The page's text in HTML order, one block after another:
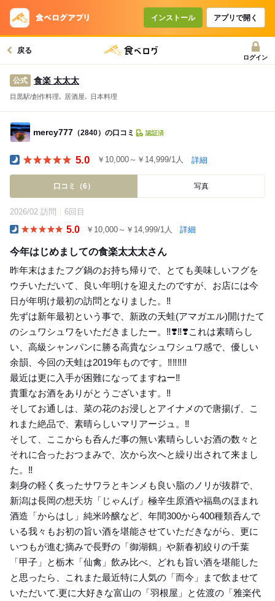
インストール アプリで開く
戻る
ログイン
公式 食楽 太太太
目黒駅/創作料理､ 居酒屋､ 日本料理
mercy777 （2840）の口コミ 認証済
5.0 ￥10,000～￥14,999/1人 詳細
口コミ（6） 写真
2026/02 訪問 6回目
5.0 ￥10,000～￥14,999/1人 詳細
今年はじめましての食楽太太太さん
昨年末はまたフグ鍋のお持ち帰りで、とても美味しいフグを
ウチいただいて、良い年明けを迎えたのですが、お店には今
日が年明け最初の訪問となりました。‼️
先ずは新年最初という事で、新政の天蛙(アマガエル)開けたて
のシュワシュワをいただきましたー。‼️❣️‼️❣️これは素晴らし
い、高級シャンパンに勝る高貴なシュワシュワ感で、優しい
余韻、今回の天蛙は2019年ものです。‼️‼️‼️‼️
最近は更に入手が困難になってますねー‼️
貴重なお酒をありがとうございます。‼️
そしてお通しは、菜の花のお浸しとアイナメので唐揚げ、こ
れまた絶品で、素晴らしいマリアージュ。‼️
そして、ここからも呑んだ事の無い素晴らしいお酒の数々と
それに合ったおつまみで、次から次へと繰り出されて来まし
た。‼️
刺身の軽く炙ったサワラとキンメも良い脂のノリが抜群で、
新潟は長岡の想天坊「じゃんげ」極辛生原酒や福島のほまれ
酒造「からはし」純米吟醸など、年間300から400種類呑んで
いる我々もお初の旨い酒を堪能させていただきながら、更に
いつもが進む摘みで長野の「御湖鶴」や新春初絞りの千葉
「甲子」と栃木「仙禽」飲み比べ、どれも旨い酒を堪能した
と思ったら、これまた最近特に人気の「而今」まで飲ませて
いただいて.更に大好きな富山の「羽根屋」と佐渡の「雅楽代